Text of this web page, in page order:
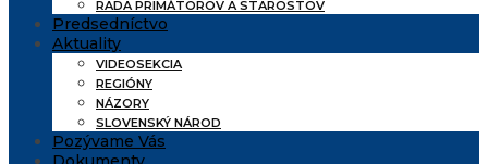
RADA PRIMÁTOROV A STAROSTOV
Predsedníctvo
Aktuality
VIDEOSEKCIA
REGIÓNY
NÁZORY
SLOVENSKÝ NÁROD
Pozývame Vás